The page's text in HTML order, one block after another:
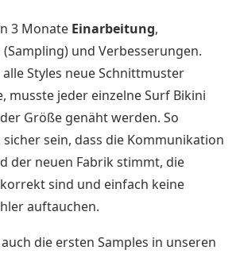
3 Monate Einarbeitung,
und Verbesserungen.
Styles neue Schnittmuster
musste jeder einzelne Surf Bikini
Größe genäht werden. So
sein, dass die Kommunikation
der neuen Fabrik stimmt, die
sind und einfach keine
auftauchen.
die ersten Samples in unseren